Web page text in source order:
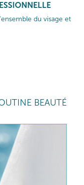
du visage et
BEAUTÉ